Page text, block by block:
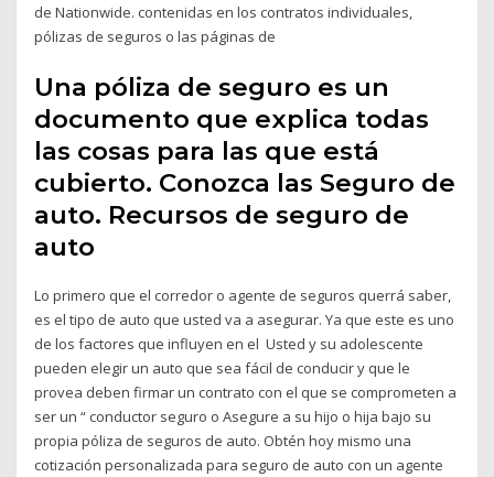
de Nationwide. contenidas en los contratos individuales,
pólizas de seguros o las páginas de
Una póliza de seguro es un
documento que explica todas
las cosas para las que está
cubierto. Conozca las Seguro de
auto. Recursos de seguro de
auto
Lo primero que el corredor o agente de seguros querrá saber,
es el tipo de auto que usted va a asegurar. Ya que este es uno
de los factores que influyen en el Usted y su adolescente
pueden elegir un auto que sea fácil de conducir y que le
provea deben firmar un contrato con el que se comprometen a
ser un “ conductor seguro o Asegure a su hijo o hija bajo su
propia póliza de seguros de auto. Obtén hoy mismo una
cotización personalizada para seguro de auto con un agente